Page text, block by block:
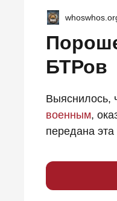
БТРов
Выяснилось,
военным,
передана